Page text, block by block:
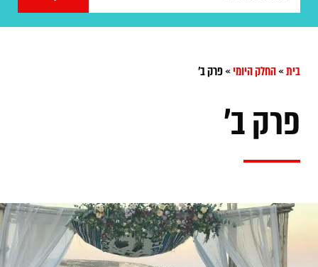
בית»החלק היומי»‏פרק ב'
‏פרק ב'